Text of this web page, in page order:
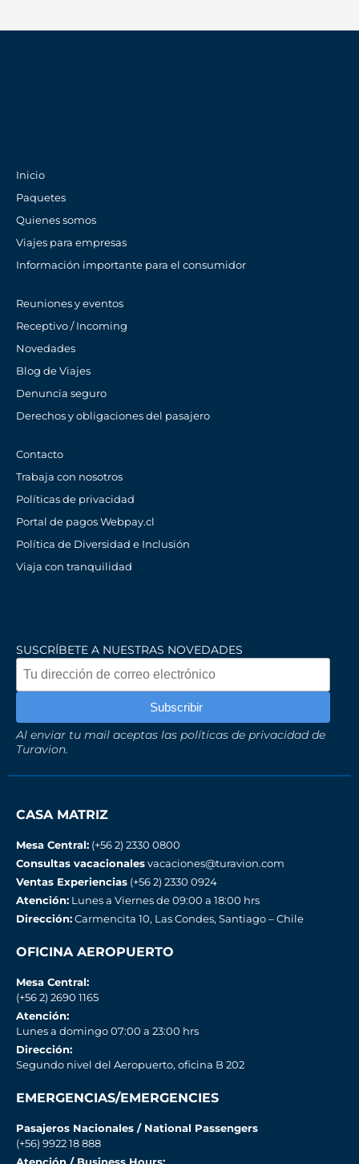
Inicio
Paquetes
Quienes somos
Viajes para empresas
Información importante para el consumidor
Reuniones y eventos
Receptivo / Incoming
Novedades
Blog de Viajes
Denuncia seguro
Derechos y obligaciones del pasajero
Contacto
Trabaja con nosotros
Políticas de privacidad
Portal de pagos Webpay.cl
Política de Diversidad e Inclusión
Viaja con tranquilidad
SUSCRÍBETE A NUESTRAS NOVEDADES
Al enviar tu mail aceptas las políticas de privacidad de
Turavion.
CASA MATRIZ
Mesa Central: (+56 2) 2330 0800
Consultas vacacionalesvacaciones@turavion.com
Ventas Experiencias (+56 2) 2330 0924
Atención: Lunes a Viernes de 09:00 a 18:00 hrs
Dirección:Carmencita 10, Las Condes, Santiago – Chile
OFICINA AEROPUERTO
Mesa Central:
(+56 2) 2690 1165
Atención:
Lunes a domingo 07:00 a 23:00 hrs
Dirección:
Segundo nivel del Aeropuerto, oficina B 202
EMERGENCIAS/EMERGENCIES
Pasajeros Nacionales / National Passengers
(+56) 9922 18 888